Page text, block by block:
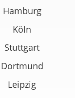
Hamburg
Köln
Stuttgart
Dortmund
Leipzig